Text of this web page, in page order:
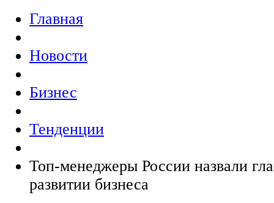
Главная
Новости
Бизнес
Тенденции
Топ-менеджеры России назвали
развитии бизнеса